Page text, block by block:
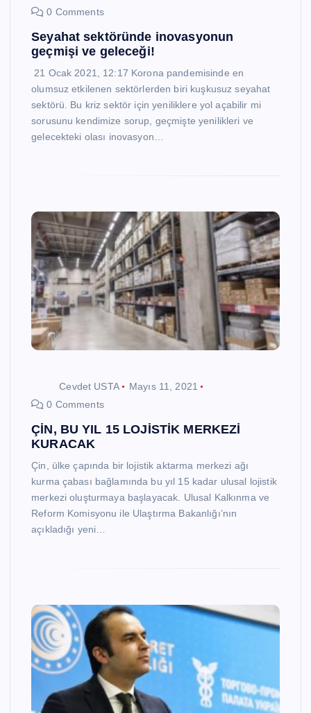
0 Comments
Seyahat sektöründe inovasyonun
geçmişi ve geleceği!
21 Ocak 2021, 12:17 Korona pandemisinde en
olumsuz etkilenen sektörlerden biri kuşkusuz seyahat
sektörü. Bu kriz sektör için yeniliklere yol açabilir mi
sorusunu kendimize sorup, geçmişte yenilikleri ve
gelecekteki olası inovasyon…
Cevdet USTA
Mayıs 11, 2021
0 Comments
ÇİN, BU YIL 15 LOJİSTİK MERKEZİ
KURACAK
Çin, ülke çapında bir lojistik aktarma merkezi ağı
kurma çabası bağlamında bu yıl 15 kadar ulusal lojistik
merkezi oluşturmaya başlayacak. Ulusal Kalkınma ve
Reform Komisyonu ile Ulaştırma Bakanlığı’nın
açıkladığı yeni…